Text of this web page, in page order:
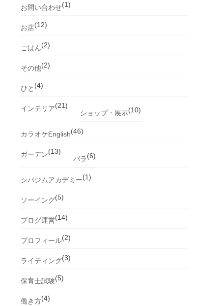
お問い合わせ(1)
お店(12)
ごはん(2)
その他(2)
ひと (4)
インテリア(21)
ショップ・展示(10)
カラオケEnglish(46)
ガーデン(13)
バラ(6)
シバジムアカデミー(1)
ソーイング(5)
ブログ運営(14)
プロフィール(2)
ライティング(3)
保育士試験(5)
働き方(4)